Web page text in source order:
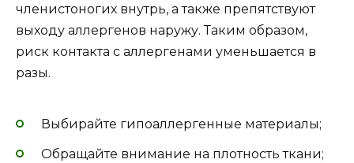
членистоногих внутрь, а также препятствуют
выходу аллергенов наружу. Таким образом,
риск контакта с аллергенами уменьшается в
разы.
Выбирайте гипоаллергенные материалы;
Обращайте внимание на плотность ткани;